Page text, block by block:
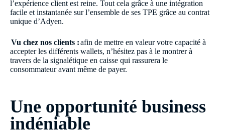
l’expérience client est reine. Tout cela grâce à une intégration
facile et instantanée sur l’ensemble de ses TPE grâce au contrat
unique d’Adyen.
Vu chez nos clients :afin de mettre en valeur votre capacité à
accepter les différents wallets, n’hésitez pas à le montrer à
travers de la signalétique en caisse qui rassurera le
consommateur avant même de payer.
Une opportunité business
indéniable